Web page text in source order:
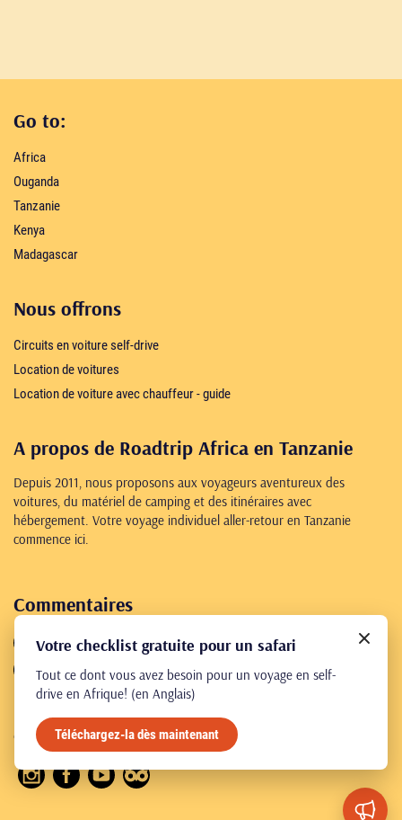
Go to:
Africa
Ouganda
Tanzanie
Kenya
Madagascar
Nous offrons
Circuits en voiture self-drive
Location de voitures
Location de voiture avec chauffeur - guide
A propos de Roadtrip Africa en Tanzanie
Depuis 2011, nous proposons aux voyageurs aventureux des
voitures, du matériel de camping et des itinéraires avec
hébergement. Votre voyage individuel aller-retour en Tanzanie
commence ici.
Commentaires
4,8
461 reviews
4,7
182 reviews
© Roadtrip Africa 2026 Conditions générales
Votre checklist gratuite pour un safari
Tout ce dont vous avez besoin pour un voyage en self-
drive en Afrique! (en Anglais)
Téléchargez-la dès maintenant